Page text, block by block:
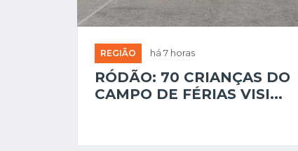
REGIÃO há 7 horas
RÓDÃO: 70 CRIANÇAS DO
CAMPO DE FÉRIAS VISI...